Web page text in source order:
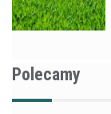
Polecamy